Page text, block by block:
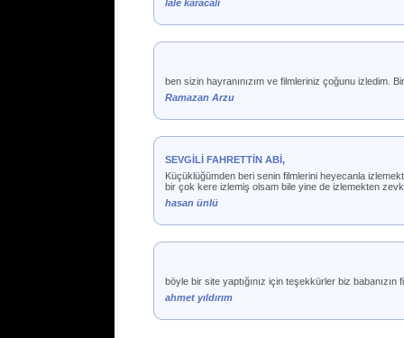
lale karacali
ben sizin hayranınızım ve filmleriniz çoğunu izledim.
Ramazan Arzu
SEVGİLİ FAHRETTİN ABİ,
Küçüklüğümden beri senin filmlerini heyecanla
bir çok kere izlemiş olsam bile yine de izlemekten
hasan ünlü
böyle bir site yaptığınız için teşekkürler biz
ahmet yıldırım